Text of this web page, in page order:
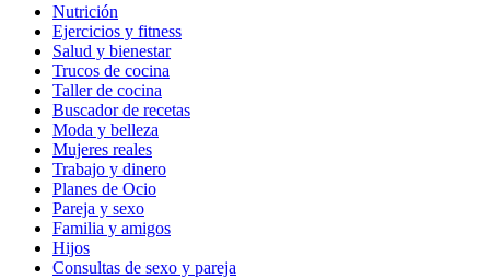
Nutrición
Ejercicios y fitness
Salud y bienestar
Trucos de cocina
Taller de cocina
Buscador de recetas
Moda y belleza
Mujeres reales
Trabajo y dinero
Planes de Ocio
Pareja y sexo
Familia y amigos
Hijos
Consultas de sexo y pareja